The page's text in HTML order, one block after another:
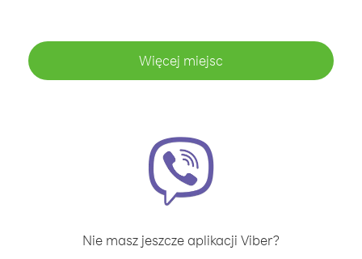
Więcej miejsc
Nie masz jeszcze aplikacji Viber?